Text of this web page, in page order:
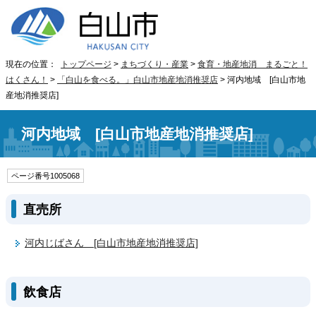
現在の位置： トップページ > まちづくり・産業 > 食育・地産地消 まるごと！
はくさん！ > 「白山を食べる。」白山市地産地消推奨店 > 河内地域 [白山市地
産地消推奨店]
河内地域 [白山市地産地消推奨店]
ページ番号1005068
直売所
河内じばさん [白山市地産地消推奨店]
飲食店